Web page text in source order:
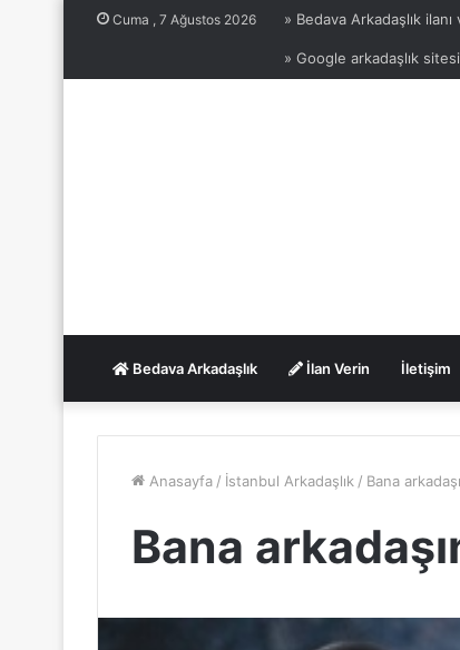
Cuma , 7 Ağustos 2026 » Bedava Arkadaşlık ilanı
» Google arkadaşlık sitesi
Bedava Arkadaşlık İlan Verin İletişim
Anasayfa / İstanbul Arkadaşlık / Bana
Bana